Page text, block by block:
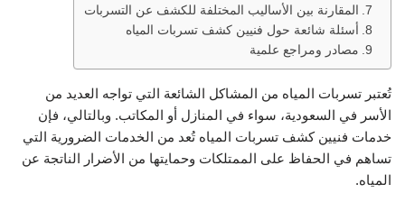
المقارنة بين الأساليب المختلفة للكشف عن التسربات
أسئلة شائعة حول فنيين كشف تسربات المياه
مصادر ومراجع علمية
تُعتبر تسربات المياه من المشاكل الشائعة التي تواجه العديد من
الأسر في السعودية، سواء في المنازل أو المكاتب. وبالتالي، فإن
خدمات فنيين كشف تسربات المياه تُعد من الخدمات الضرورية التي
تساهم في الحفاظ على الممتلكات وحمايتها من الأضرار الناتجة عن
المياه.